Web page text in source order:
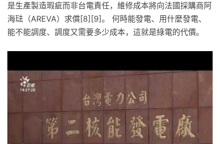
是生產製造瑕疵而非台電責任，維修成本將向法國採購商阿
海琺（AREVA）求償[8][9]。 何時能發電、用什麼發電、
能不能調度、調度又需要多少成本，這就是綠電的代價。